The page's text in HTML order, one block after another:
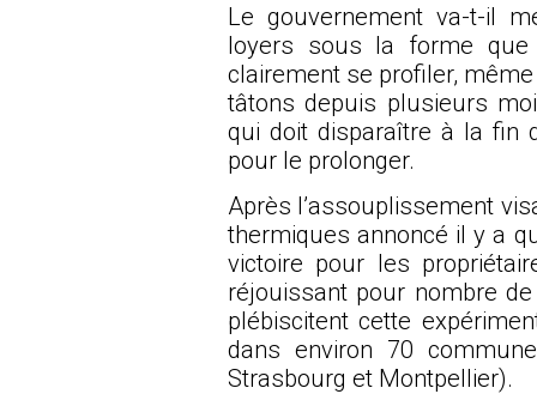
Le gouvernement va-t-il
loyers sous la forme que
clairement se profiler,
tâtons depuis plusieurs
qui doit disparaître à la fin
pour le prolonger.
Après l’assouplissement
thermiques annoncé il y a
victoire pour les
réjouissant pour nombre
plébiscitent cette
dans environ 70
Strasbourg et Montpellier).